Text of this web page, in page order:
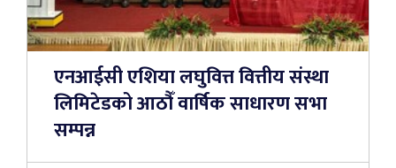
एनआईसी एशिया लघुवित्त वित्तीय संस्था
लिमिटेडको आठौँ वार्षिक साधारण सभा
सम्पन्न